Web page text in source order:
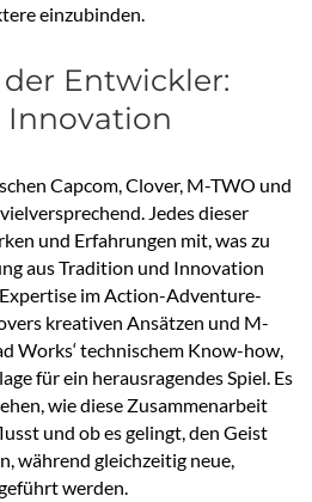
einzubinden.
Entwickler:
Capcom, Clover, M-TWO und
Jedes dieser
und Erfahrungen mit, was zu
aus Tradition und Innovation
im Action-Adventure-
kreativen Ansätzen und M-
Works‘ technischem Know-how,
für ein herausragendes Spiel. Es
wie diese Zusammenarbeit
und ob es gelingt, den Geist
während gleichzeitig neue,
werden.